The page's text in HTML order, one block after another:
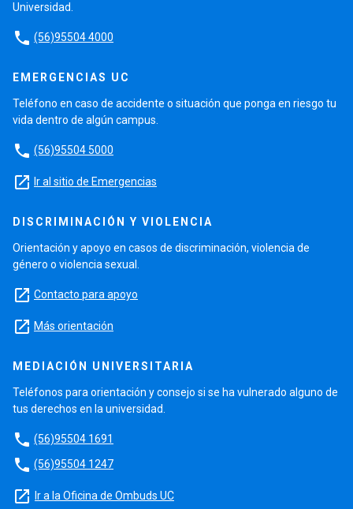
Universidad.
phone (56)95504 4000
EMERGENCIAS UC
Teléfono en caso de accidente o situación que ponga en riesgo tu
vida dentro de algún campus.
phone (56)95504 5000
launch Ir al sitio de Emergencias
DISCRIMINACIÓN Y VIOLENCIA
Orientación y apoyo en casos de discriminación, violencia de
género o violencia sexual.
launch Contacto para apoyo
launch Más orientación
MEDIACIÓN UNIVERSITARIA
Teléfonos para orientación y consejo si se ha vulnerado alguno de
tus derechos en la universidad.
phone (56)95504 1691
phone (56)95504 1247
launch Ir a la Oficina de Ombuds UC